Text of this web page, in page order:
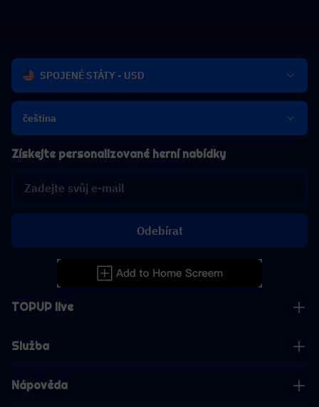
SPOJENÉ STÁTY - USD
čeština
TOPUP live
Služba
Nápověda
Získejte personalizované herní nabídky
Odebírat